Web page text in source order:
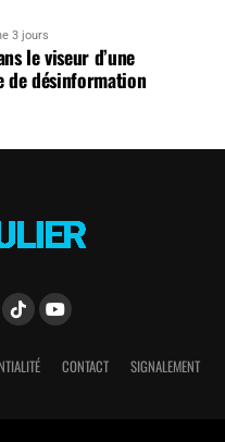
3 jours
le viseur d’une
de désinformation
CONTACT SIGNALEMENT